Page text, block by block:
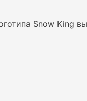
Snow King